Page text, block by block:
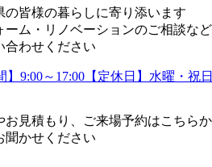
皆様の暮らしに寄り添います
ーム・リノベーションのご相談など
合わせください
】9:00～17:00【定休日】水曜・祝
お見積もり、ご来場予約はこちら
聞かせください